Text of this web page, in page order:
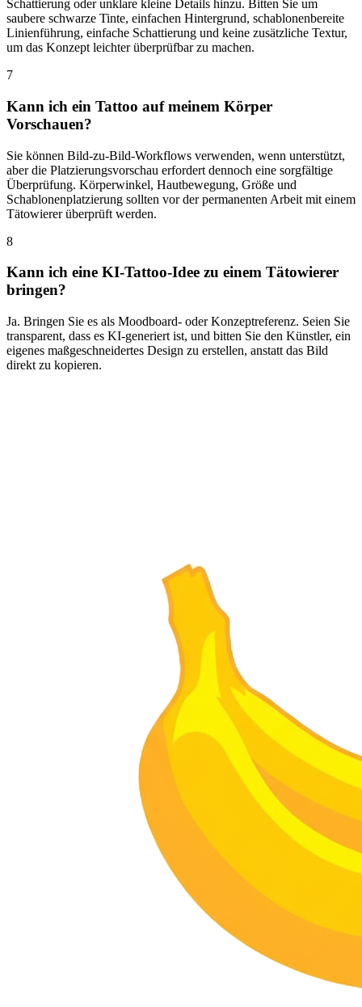
Schattierung oder unklare kleine Details hinzu. Bitten Sie um
saubere schwarze Tinte, einfachen Hintergrund, schablonenbereite
Linienführung, einfache Schattierung und keine zusätzliche Textur,
um das Konzept leichter überprüfbar zu machen.
7
Kann ich ein Tattoo auf meinem Körper
Vorschauen?
Sie können Bild-zu-Bild-Workflows verwenden, wenn unterstützt,
aber die Platzierungsvorschau erfordert dennoch eine sorgfältige
Überprüfung. Körperwinkel, Hautbewegung, Größe und
Schablonenplatzierung sollten vor der permanenten Arbeit mit einem
Tätowierer überprüft werden.
8
Kann ich eine KI-Tattoo-Idee zu einem Tätowierer
bringen?
Ja. Bringen Sie es als Moodboard- oder Konzeptreferenz. Seien Sie
transparent, dass es KI-generiert ist, und bitten Sie den Künstler, ein
eigenes maßgeschneidertes Design zu erstellen, anstatt das Bild
direkt zu kopieren.